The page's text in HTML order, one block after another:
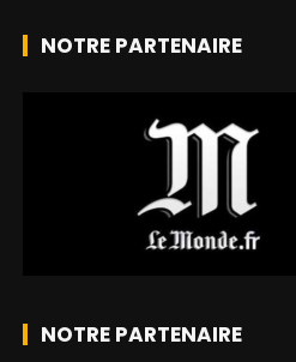
NOTRE PARTENAIRE
NOTRE PARTENAIRE